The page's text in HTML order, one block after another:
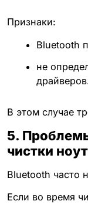
Признаки:
Bluetooth
не
В этом случае
5.
чистки
Bluetooth часто
Если во время